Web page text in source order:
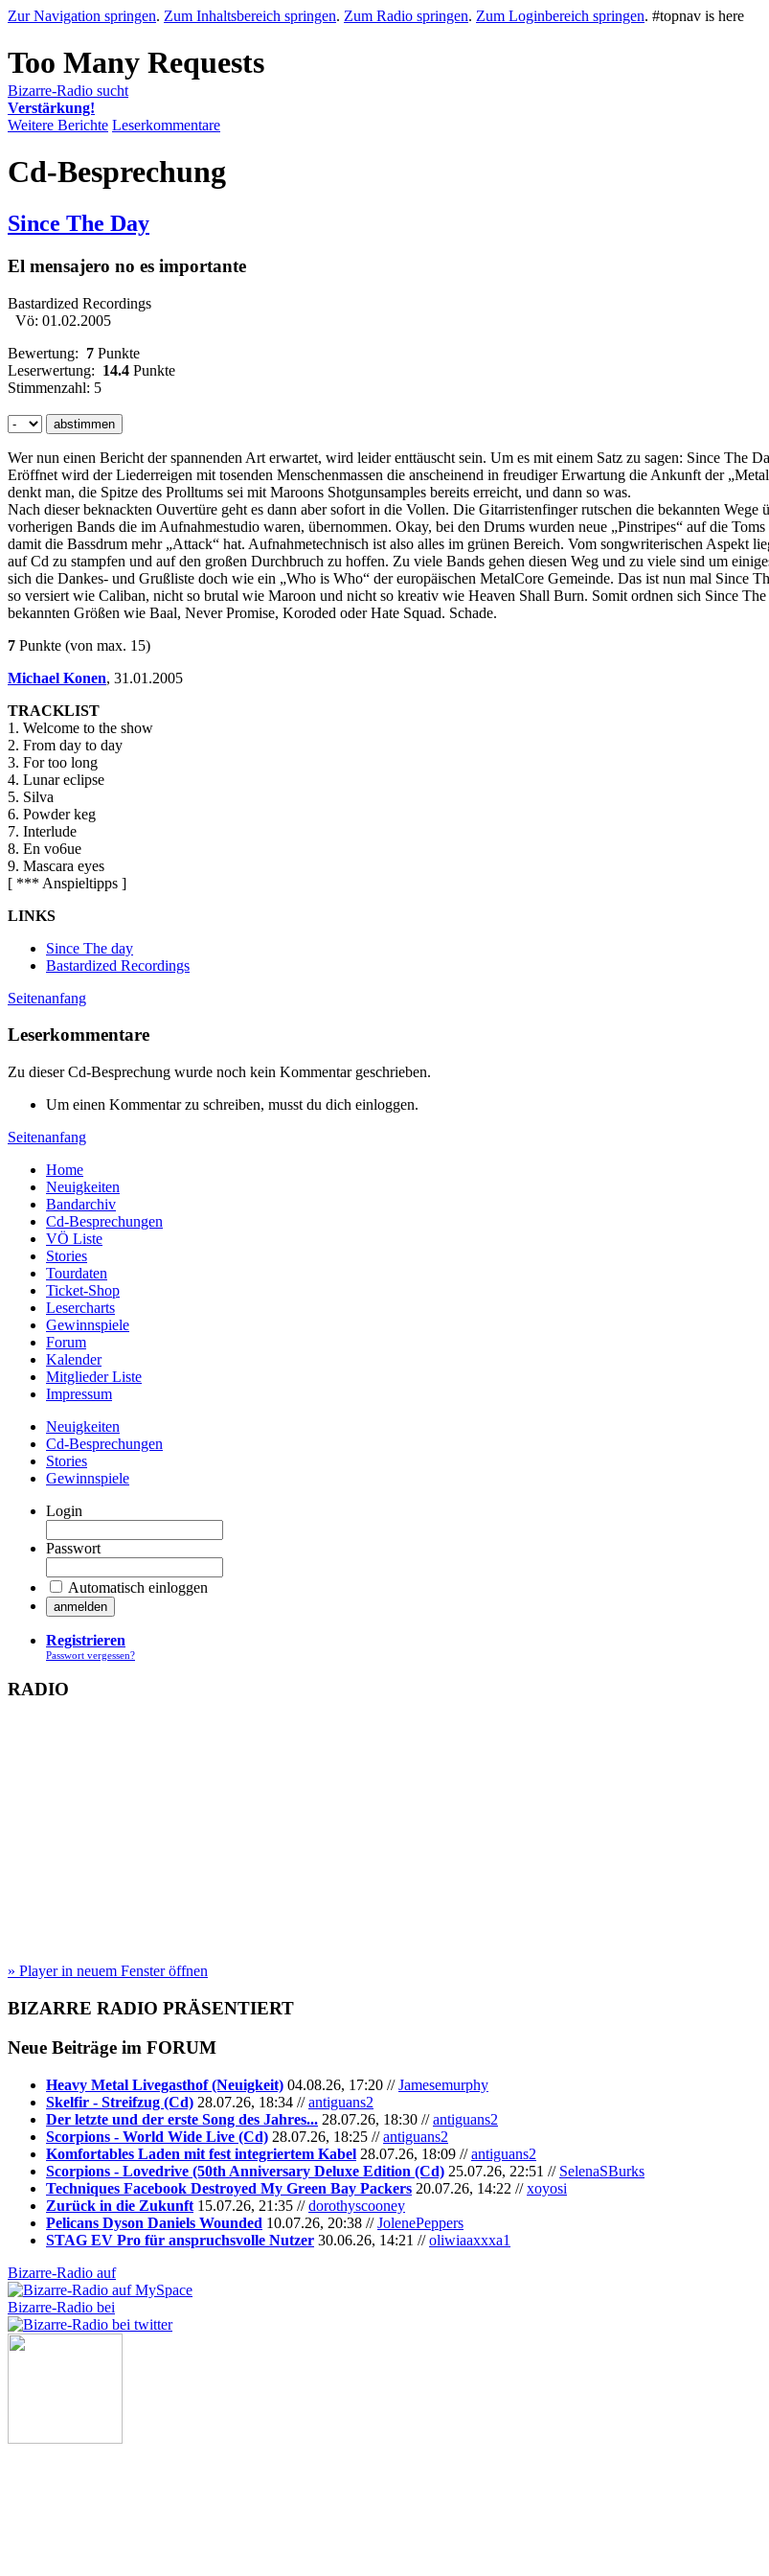
Zur Navigation springen. Zum Inhaltsbereich springen. Zum Radio springen. Zum Loginbereich springen. #topnav is here
Bizarre-Radio sucht
Verstärkung!
Weitere Berichte Leserkommentare
Cd-Besprechung
Since The Day
El mensajero no es importante
Bastardized Recordings
Vö: 01.02.2005
Bewertung: 7 Punkte
Leserwertung: 14.4 Punkte
Stimmenzahl: 5
Wer nun einen Bericht der spannenden Art erwartet, wird leider enttäuscht sein. Um es mit einem Satz zu sagen: Since The
Eröffnet wird der Liederreigen mit tosenden Menschenmassen die anscheinend in freudiger Erwartung die Ankunft der
denkt man, die Spitze des Prolltums sei mit Maroons Shotgunsamples bereits erreicht, und dann so was.
Nach dieser beknackten Ouvertüre geht es dann aber sofort in die Vollen. Die Gitarristenfinger rutschen die bekannten
vorherigen Bands die im Aufnahmestudio waren, übernommen. Okay, bei den Drums wurden neue „Pinstripes“ auf die
damit die Bassdrum mehr „Attack“ hat. Aufnahmetechnisch ist also alles im grünen Bereich. Vom songwriterischen Aspekt
auf Cd zu stampfen und auf den großen Durchbruch zu hoffen. Zu viele Bands gehen diesen Weg und zu viele sind um
sich die Dankes- und Grußliste doch wie ein „Who is Who“ der europäischen MetalCore Gemeinde. Das ist nun mal Since
so versiert wie Caliban, nicht so brutal wie Maroon und nicht so kreativ wie Heaven Shall Burn. Somit ordnen sich Since
bekannten Größen wie Baal, Never Promise, Koroded oder Hate Squad. Schade.
7 Punkte (von max. 15)
Michael Konen, 31.01.2005
TRACKLIST
1. Welcome to the show
2. From day to day
3. For too long
4. Lunar eclipse
5. Silva
6. Powder keg
7. Interlude
8. En vo6ue
9. Mascara eyes
[ *** Anspieltipps ]
LINKS
Since The day
Bastardized Recordings
Seitenanfang
Leserkommentare
Zu dieser Cd-Besprechung wurde noch kein Kommentar geschrieben.
Um einen Kommentar zu schreiben, musst du dich einloggen.
Seitenanfang
Home
Neuigkeiten
Bandarchiv
Cd-Besprechungen
VÖ Liste
Stories
Tourdaten
Ticket-Shop
Lesercharts
Gewinnspiele
Forum
Kalender
Mitglieder Liste
Impressum
Neuigkeiten
Cd-Besprechungen
Stories
Gewinnspiele
Login
Passwort
Automatisch einloggen
Registrieren
Passwort vergessen?
RADIO
» Player in neuem Fenster öffnen
BIZARRE RADIO PRÄSENTIERT
Neue Beiträge im FORUM
Heavy Metal Livegasthof (Neuigkeit) 04.08.26, 17:20 //Jamesemurphy
Skelfir - Streifzug (Cd) 28.07.26, 18:34 //antiguans2
Der letzte und der erste Song des Jahres... 28.07.26, 18:30 //antiguans2
Scorpions - World Wide Live (Cd) 28.07.26, 18:25 //antiguans2
Komfortables Laden mit fest integriertem Kabel 28.07.26, 18:09 //antiguans2
Scorpions - Lovedrive (50th Anniversary Deluxe Edition (Cd) 25.07.26, 22:51 // SelenaSBurks
Techniques Facebook Destroyed My Green Bay Packers 20.07.26, 14:22 //xoyosi
Zurück in die Zukunft 15.07.26, 21:35 //dorothyscooney
Pelicans Dyson Daniels Wounded 10.07.26, 20:38 //JolenePeppers
STAG EV Pro für anspruchsvolle Nutzer 30.06.26, 14:21 //oliwiaaxxxa1
Bizarre-Radio auf
Bizarre-Radio bei